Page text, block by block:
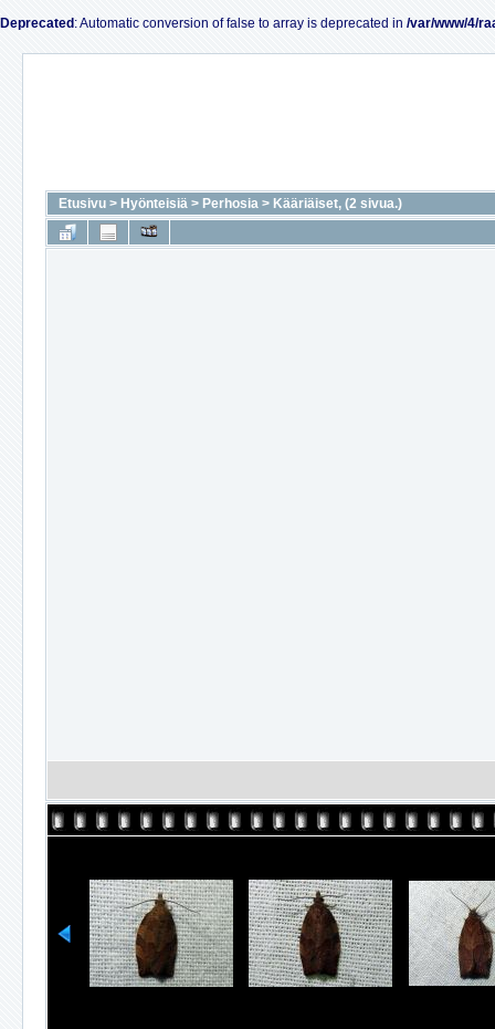
Deprecated : Automatic conversion of false to array is deprecated in /var/www/4/
Etusivu > Hyönteisiä > Perhosia > Kääriäiset, (2 sivua.)